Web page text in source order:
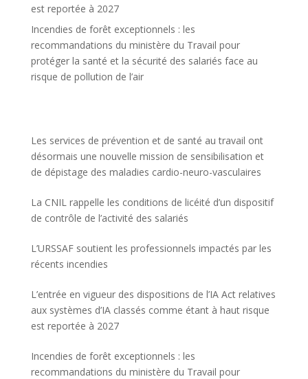
est reportée à 2027
Incendies de forêt exceptionnels : les
recommandations du ministère du Travail pour
protéger la santé et la sécurité des salariés face au
risque de pollution de l’air
Les services de prévention et de santé au travail ont
désormais une nouvelle mission de sensibilisation et
de dépistage des maladies cardio-neuro-vasculaires
La CNIL rappelle les conditions de licéité d’un dispositif
de contrôle de l’activité des salariés
L’URSSAF soutient les professionnels impactés par les
récents incendies
L’entrée en vigueur des dispositions de l’IA Act relatives
aux systèmes d’IA classés comme étant à haut risque
est reportée à 2027
Incendies de forêt exceptionnels : les
recommandations du ministère du Travail pour